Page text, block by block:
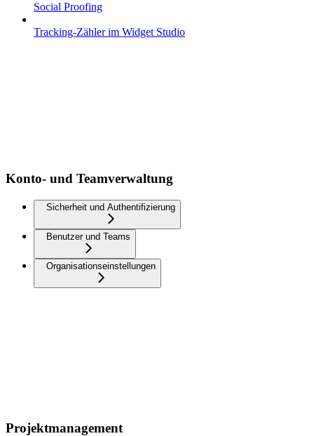
Social Proofing
Tracking-Zähler im Widget Studio
Konto- und Teamverwaltung
Sicherheit und Authentifizierung
Benutzer und Teams
Organisationseinstellungen
Projektmanagement